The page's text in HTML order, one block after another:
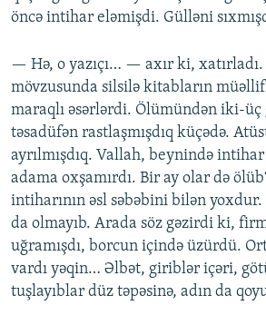
öncə intihar eləmişdi. Gülləni
— Hə, o yazıçı… — axır ki,
mövzusunda silsilə kitabların
maraqlı əsərlərdi. Ölümündən iki-üç
təsadüfən rastlaşmışdıq küçədə.
ayrılmışdıq. Vallah, beynində
adama oxşamırdı. Bir ay olar də
intiharının əsl səbəbini bilən
da olmayıb. Arada söz gəzirdi ki,
uğramışdı, borcun içində üzürdü.
vardı yəqin… Əlbət, giriblər içəri,
tuşlayıblar düz təpəsinə, adın da